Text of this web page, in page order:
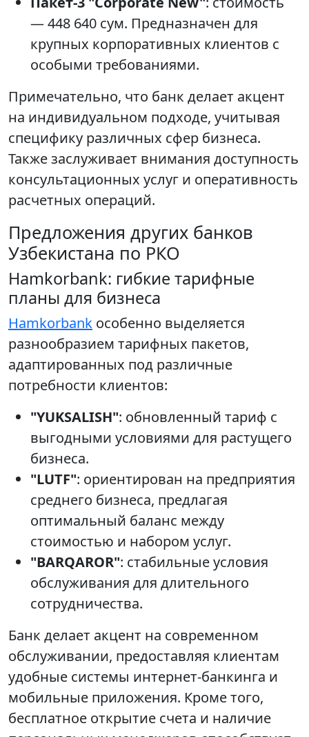
— 448 640 сум. Предназначен для
крупных корпоративных клиентов с
особыми требованиями.
Примечательно, что банк делает акцент
на индивидуальном подходе, учитывая
специфику различных сфер бизнеса.
Также заслуживает внимания доступность
консультационных услуг и оперативность
расчетных операций.
Предложения других банков
Узбекистана по РКО
Hamkorbank: гибкие тарифные
планы для бизнеса
Hamkorbank особенно выделяется
разнообразием тарифных пакетов,
адаптированных под различные
потребности клиентов:
"YUKSALISH": обновленный тариф с
выгодными условиями для растущего
бизнеса.
"LUTF": ориентирован на предприятия
среднего бизнеса, предлагая
оптимальный баланс между
стоимостью и набором услуг.
"BARQAROR": стабильные условия
обслуживания для длительного
сотрудничества.
Банк делает акцент на современном
обслуживании, предоставляя клиентам
удобные системы интернет-банкинга и
мобильные приложения. Кроме того,
бесплатное открытие счета и наличие